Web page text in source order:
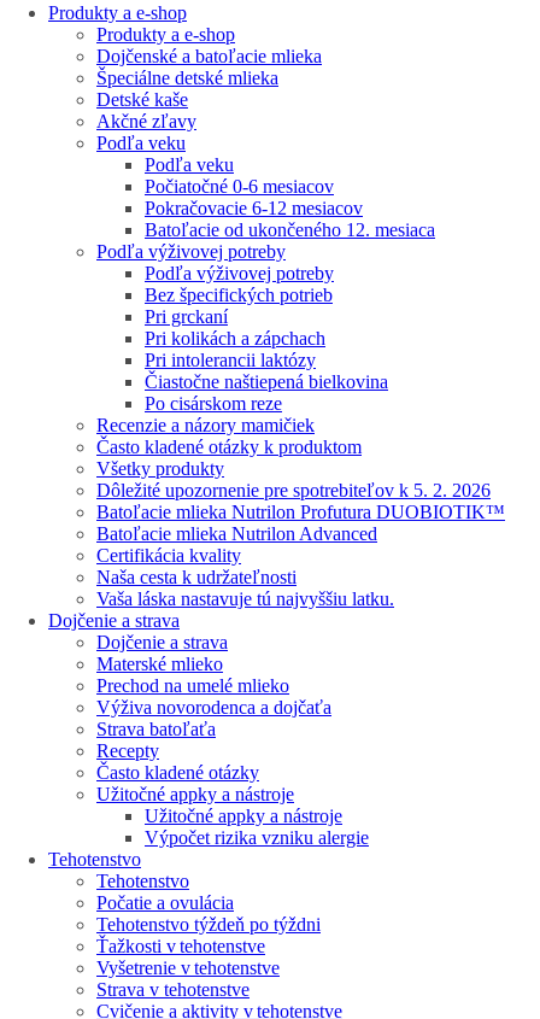
Produkty a e-shop
Produkty a e-shop
Dojčenské a batoľacie mlieka
Špeciálne detské mlieka
Detské kaše
Akčné zľavy
Podľa veku
Podľa veku
Počiatočné 0-6 mesiacov
Pokračovacie 6-12 mesiacov
Batoľacie od ukončeného 12. mesiaca
Podľa výživovej potreby
Podľa výživovej potreby
Bez špecifických potrieb
Pri grckaní
Pri kolikách a zápchach
Pri intolerancii laktózy
Čiastočne naštiepená bielkovina
Po cisárskom reze
Recenzie a názory mamičiek
Často kladené otázky k produktom
Všetky produkty
Dôležité upozornenie pre spotrebiteľov k 5. 2. 2026
Batoľacie mlieka Nutrilon Profutura DUOBIOTIK™
Batoľacie mlieka Nutrilon Advanced
Certifikácia kvality
Naša cesta k udržateľnosti
Vaša láska nastavuje tú najvyššiu latku.
Dojčenie a strava
Dojčenie a strava
Materské mlieko
Prechod na umelé mlieko
Výživa novorodenca a dojčaťa
Strava batoľaťa
Recepty
Často kladené otázky
Užitočné appky a nástroje
Užitočné appky a nástroje
Výpočet rizika vzniku alergie
Tehotenstvo
Tehotenstvo
Počatie a ovulácia
Tehotenstvo týždeň po týždni
Ťažkosti v tehotenstve
Vyšetrenie v tehotenstve
Strava v tehotenstve
Cvičenie a aktivity v tehotenstve